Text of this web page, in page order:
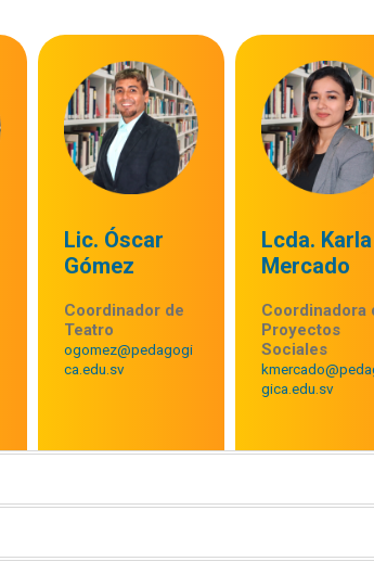
Lic. Óscar
Gómez
Coordinador de
Teatro
ogomez@pedagogi
ca.edu.sv
Lcda. Karla
Mercado
Coordinadora
Proyectos
Sociales
gica.edu.sv